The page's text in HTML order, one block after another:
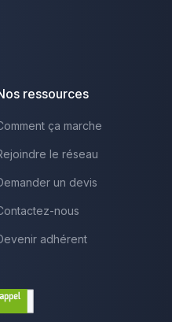
ressources
ça marche
le réseau
un devis
nous
adhérent